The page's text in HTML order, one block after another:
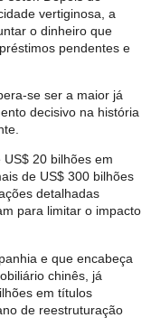
vertiginosa, a
o dinheiro que
pendentes e
se ser a maior já
decisivo na história
20 bilhões em
de US$ 300 bilhões
detalhadas
para limitar o impacto
e que encabeça
chinês, já
em títulos
de reestruturação